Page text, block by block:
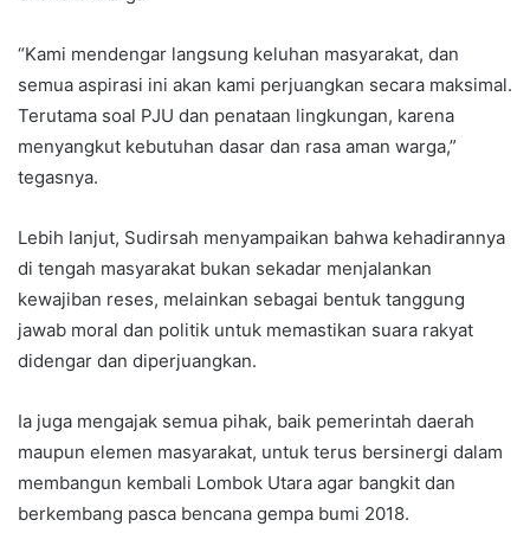
“Kami mendengar langsung keluhan masyarakat, dan
semua aspirasi ini akan kami perjuangkan secara maksimal.
Terutama soal PJU dan penataan lingkungan, karena
menyangkut kebutuhan dasar dan rasa aman warga,”
tegasnya.
Lebih lanjut, Sudirsah menyampaikan bahwa kehadirannya
di tengah masyarakat bukan sekadar menjalankan
kewajiban reses, melainkan sebagai bentuk tanggung
jawab moral dan politik untuk memastikan suara rakyat
didengar dan diperjuangkan.
Ia juga mengajak semua pihak, baik pemerintah daerah
maupun elemen masyarakat, untuk terus bersinergi dalam
membangun kembali Lombok Utara agar bangkit dan
berkembang pasca bencana gempa bumi 2018.